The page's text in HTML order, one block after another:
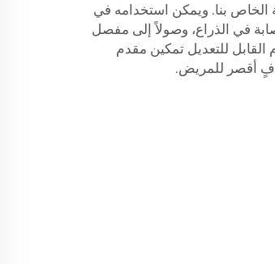
الخاص بنا. ويمكن استخدامه في
في الذراع، وصولاً إلى مفصل
القابل للتعديل تمكين مقدم
أقصر للمريض.